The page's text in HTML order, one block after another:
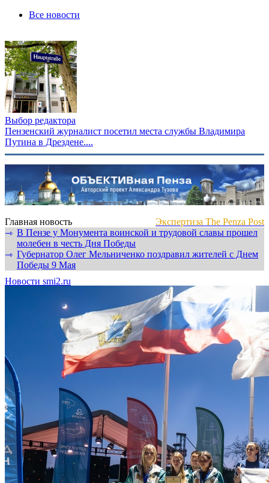
Все новости
Выбор редактора
Пензенский журналист посетил места службы Владимира
Путина в Дрездене....
Главная новость
Экспертиза The Penza Post
⇾ В Пензе у Монумента воинской и трудовой славы прошел
молебен в честь Дня Победы
⇾ Губернатор Олег Мельниченко поздравил жителей с Днем
Победы 9 Мая
Новости smi2.ru